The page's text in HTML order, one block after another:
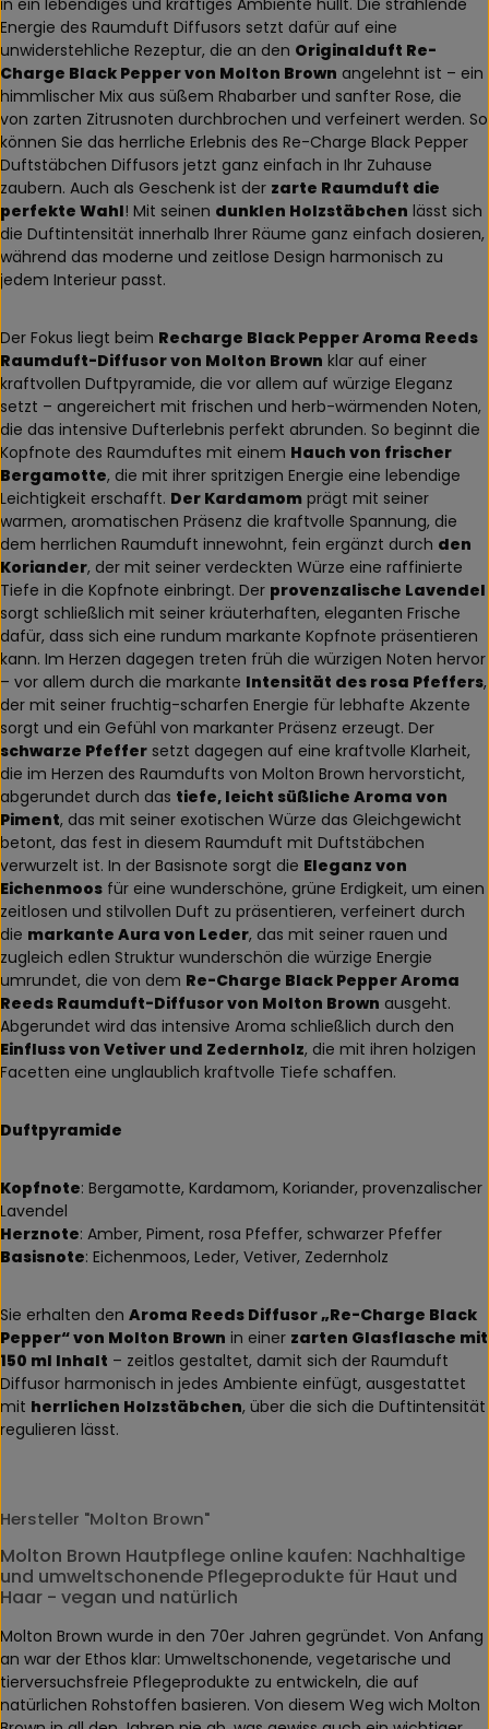
Energie des Raumduft Diffusors setzt dafür auf eine
unwiderstehliche Rezeptur, die an den Originalduft Re-
Charge Black Pepper von Molton Brown angelehnt ist – ein
himmlischer Mix aus süßem Rhabarber und sanfter Rose, die
von zarten Zitrusnoten durchbrochen und verfeinert werden. So
können Sie das herrliche Erlebnis des Re-Charge Black Pepper
Duftstäbchen Diffusors jetzt ganz einfach in Ihr Zuhause
zaubern. Auch als Geschenk ist der zarte Raumduft die
perfekte Wahl! Mit seinen dunklen Holzstäbchen lässt sich
die Duftintensität innerhalb Ihrer Räume ganz einfach dosieren,
während das moderne und zeitlose Design harmonisch zu
jedem Interieur passt.
Der Fokus liegt beim Recharge Black Pepper Aroma Reeds
Raumduft-Diffusor von Molton Brown klar auf einer
kraftvollen Duftpyramide, die vor allem auf würzige Eleganz
setzt – angereichert mit frischen und herb-wärmenden Noten,
die das intensive Dufterlebnis perfekt abrunden. So beginnt die
Kopfnote des Raumduftes mit einem Hauch von frischer
Bergamotte, die mit ihrer spritzigen Energie eine lebendige
Leichtigkeit erschafft. Der Kardamom prägt mit seiner
warmen, aromatischen Präsenz die kraftvolle Spannung, die
dem herrlichen Raumduft innewohnt, fein ergänzt durch den
Koriander, der mit seiner verdeckten Würze eine raffinierte
Tiefe in die Kopfnote einbringt. Der provenzalische Lavendel
sorgt schließlich mit seiner kräuterhaften, eleganten Frische
dafür, dass sich eine rundum markante Kopfnote präsentieren
kann. Im Herzen dagegen treten früh die würzigen Noten hervor
– vor allem durch die markante Intensität des rosa Pfeffers,
der mit seiner fruchtig-scharfen Energie für lebhafte Akzente
sorgt und ein Gefühl von markanter Präsenz erzeugt. Der
schwarze Pfeffer setzt dagegen auf eine kraftvolle Klarheit,
die im Herzen des Raumdufts von Molton Brown hervorsticht,
abgerundet durch das tiefe, leicht süßliche Aroma von
Piment, das mit seiner exotischen Würze das Gleichgewicht
betont, das fest in diesem Raumduft mit Duftstäbchen
verwurzelt ist. In der Basisnote sorgt die Eleganz von
Eichenmoos für eine wunderschöne, grüne Erdigkeit, um einen
zeitlosen und stilvollen Duft zu präsentieren, verfeinert durch
die markante Aura von Leder, das mit seiner rauen und
zugleich edlen Struktur wunderschön die würzige Energie
umrundet, die von dem Re-Charge Black Pepper Aroma
Reeds Raumduft-Diffusor von Molton Brown ausgeht.
Abgerundet wird das intensive Aroma schließlich durch den
Einfluss von Vetiver und Zedernholz, die mit ihren holzigen
Facetten eine unglaublich kraftvolle Tiefe schaffen.
Duftpyramide
Kopfnote: Bergamotte, Kardamom, Koriander, provenzalischer
Lavendel
Herznote: Amber, Piment, rosa Pfeffer, schwarzer Pfeffer
Basisnote: Eichenmoos, Leder, Vetiver, Zedernholz
Sie erhalten den Aroma Reeds Diffusor „Re-Charge Black
Pepper“ von Molton Brown in einer zarten Glasflasche mit
150 ml Inhalt – zeitlos gestaltet, damit sich der Raumduft
Diffusor harmonisch in jedes Ambiente einfügt, ausgestattet
mit herrlichen Holzstäbchen, über die sich die Duftintensität
regulieren lässt.
Hersteller "Molton Brown"
Molton Brown Hautpflege online kaufen: Nachhaltige
und umweltschonende Pflegeprodukte für Haut und
Haar - vegan und natürlich
Molton Brown wurde in den 70er Jahren gegründet. Von Anfang
an war der Ethos klar: Umweltschonende, vegetarische und
tierversuchsfreie Pflegeprodukte zu entwickeln, die auf
natürlichen Rohstoffen basieren. Von diesem Weg wich Molton